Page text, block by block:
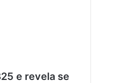
e revela se